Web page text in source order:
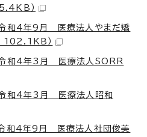
）
和4年9月 医療法人やまだ矯
102.1KB）
和4年3月 医療法人SORR
和4年3月 医療法人昭和
和4年9月 医療法人社団俊美